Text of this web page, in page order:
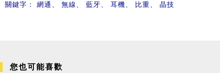
關鍵字： 網通 無線 藍牙 耳機 比重 晶技
您也可能喜歡